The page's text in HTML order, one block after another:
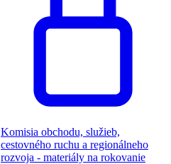
Komisia obchodu, služieb,
cestovného ruchu a regionálneho
rozvoja - materiály na rokovanie